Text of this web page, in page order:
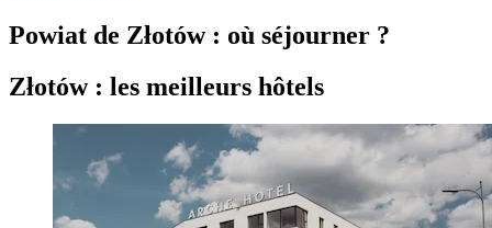
Powiat de Złotów : où séjourner ?
Złotów : les meilleurs hôtels